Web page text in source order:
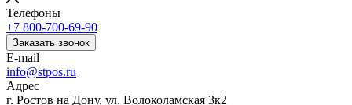
Телефоны
+7 800-700-69-90
Заказать звонок
E-mail
info@stpos.ru
Адрес
г. Ростов на Дону, ул. Волоколамская 3к2